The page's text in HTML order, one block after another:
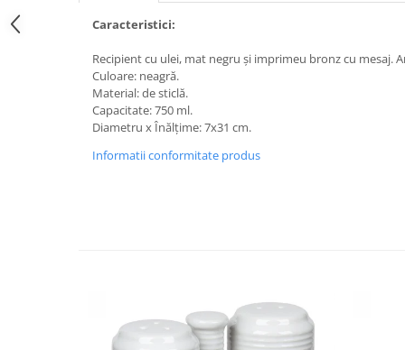
Caracteristici:
Recipient cu ulei, mat negru și imprimeu bronz cu mesaj.
Culoare: neagră.
Material: de sticlă.
Capacitate: 750 ml.
Diametru x Înălțime: 7x31 cm.
Informatii conformitate produs